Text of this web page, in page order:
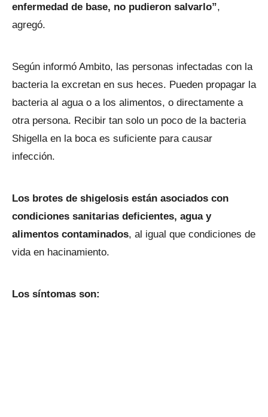
enfermedad de base, no pudieron salvarlo”,
agregó.
Según informó Ambito, las personas infectadas con la
bacteria la excretan en sus heces. Pueden propagar la
bacteria al agua o a los alimentos, o directamente a
otra persona. Recibir tan solo un poco de la bacteria
Shigella en la boca es suficiente para causar
infección.
Los brotes de shigelosis están asociados con
condiciones sanitarias deficientes, agua y
alimentos contaminados, al igual que condiciones de
vida en hacinamiento.
Los síntomas son: